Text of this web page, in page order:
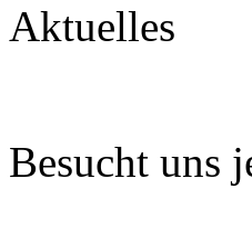
Aktuelles
Besucht uns